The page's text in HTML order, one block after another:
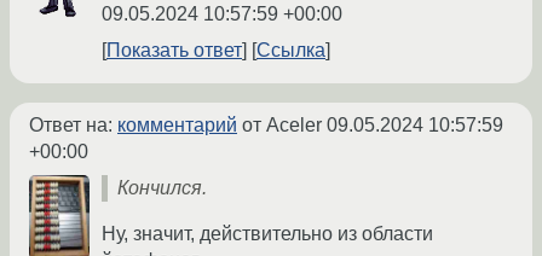
09.05.2024 10:57:59 +00:00
Показать ответ
Ссылка
Ответ на: комментарий от Aceler 09.05.2024 10:57:59
+00:00
Кончился.
Ну, значит, действительно из области